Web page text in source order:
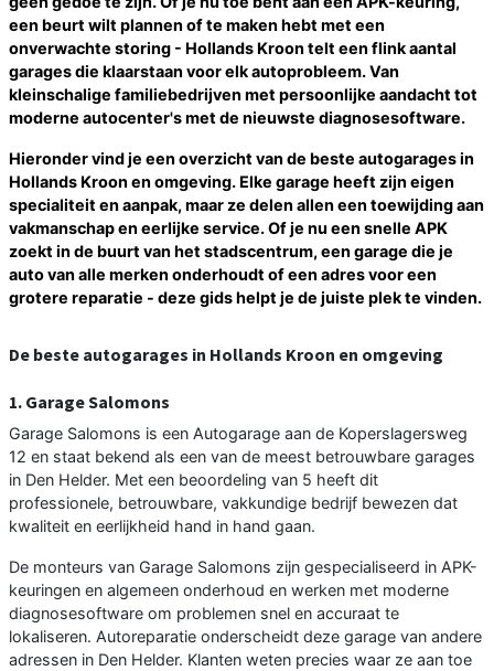
een beurt wilt plannen of te maken hebt met een
onverwachte storing - Hollands Kroon telt een flink aantal
garages die klaarstaan voor elk autoprobleem. Van
kleinschalige familiebedrijven met persoonlijke aandacht tot
moderne autocenter's met de nieuwste diagnosesoftware.
Hieronder vind je een overzicht van de beste autogarages in
Hollands Kroon en omgeving. Elke garage heeft zijn eigen
specialiteit en aanpak, maar ze delen allen een toewijding aan
vakmanschap en eerlijke service. Of je nu een snelle APK
zoekt in de buurt van het stadscentrum, een garage die je
auto van alle merken onderhoudt of een adres voor een
grotere reparatie - deze gids helpt je de juiste plek te vinden.
De beste autogarages in Hollands Kroon en omgeving
1. Garage Salomons
Garage Salomons is een Autogarage aan de Koperslagersweg
12 en staat bekend als een van de meest betrouwbare garages
in Den Helder. Met een beoordeling van 5 heeft dit
professionele, betrouwbare, vakkundige bedrijf bewezen dat
kwaliteit en eerlijkheid hand in hand gaan.
De monteurs van Garage Salomons zijn gespecialiseerd in APK-
keuringen en algemeen onderhoud en werken met moderne
diagnosesoftware om problemen snel en accuraat te
lokaliseren. Autoreparatie onderscheidt deze garage van andere
adressen in Den Helder. Klanten weten precies waar ze aan toe